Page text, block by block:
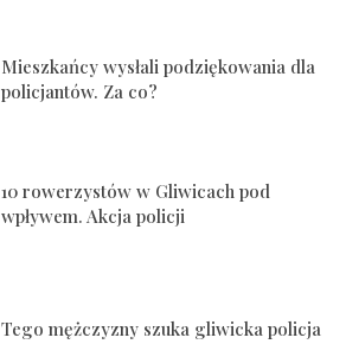
Mieszkańcy wysłali podziękowania dla
policjantów. Za co?
10 rowerzystów w Gliwicach pod
wpływem. Akcja policji
Tego mężczyzny szuka gliwicka policja